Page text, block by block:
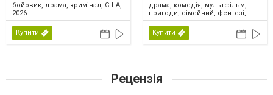
бойовик, драма, кримінал, США,
2026
Купити
драма, комедія, мультфільм,
пригоди, сімейний, фентезі,
США, 2026
Купити
Рецензія